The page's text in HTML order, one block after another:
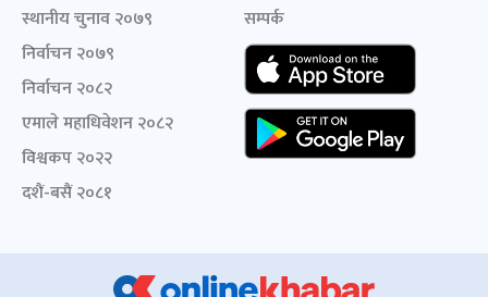
स्थानीय चुनाव २०७९
निर्वाचन २०७९
निर्वाचन २०८२
एमाले महाधिवेशन २०८२
विश्वकप २०२२
दशैं-बसैं २०८१
सम्पर्क